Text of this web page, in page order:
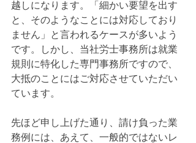
越しになります。「細かい要望を出す
と、そのようなことには対応しており
ません」と言われるケースが多いよう
です。しかし、当社労士事務所は就業
規則に特化した専門事務所ですので、
大抵のことにはご対応させていただい
ています。
先ほど申し上げた通り、請け負った業
務例には、あえて、一般的ではないレ